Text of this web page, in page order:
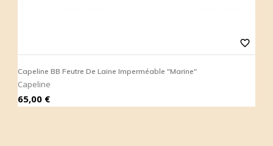
favorite_border
Capeline BB Feutre De Laine Imperméable "Marine"
Capeline
Prix
65,00 €